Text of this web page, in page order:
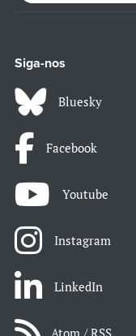
Siga-nos
Bluesky
Facebook
Youtube
Instagram
LinkedIn